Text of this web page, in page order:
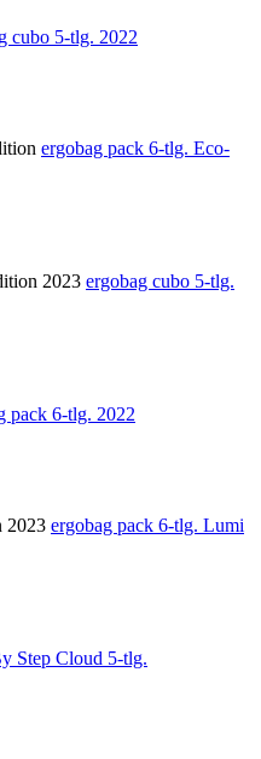
cubo 5-tlg. 2022
ergobag pack 6-tlg. Eco-
ergobag cubo 5-tlg.
pack 6-tlg. 2022
ergobag pack 6-tlg. Lumi
Step Cloud 5-tlg.